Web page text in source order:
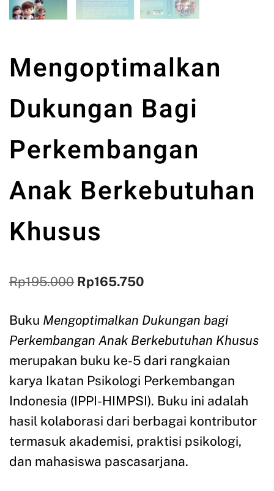
Mengoptimalkan
Dukungan Bagi
Perkembangan
Anak Berkebutuhan
Khusus
Rp195.000 Rp165.750
Buku Mengoptimalkan Dukungan bagi
Perkembangan Anak Berkebutuhan Khusus
merupakan buku ke-5 dari rangkaian
karya Ikatan Psikologi Perkembangan
Indonesia (IPPI-HIMPSI). Buku ini adalah
hasil kolaborasi dari berbagai kontributor
termasuk akademisi, praktisi psikologi,
dan mahasiswa pascasarjana.